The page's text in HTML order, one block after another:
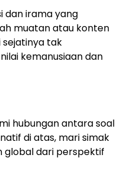
dan irama yang
muatan atau konten
sejatinya tak
kemanusiaan dan
hubungan antara soal
di atas, mari simak
global dari perspektif